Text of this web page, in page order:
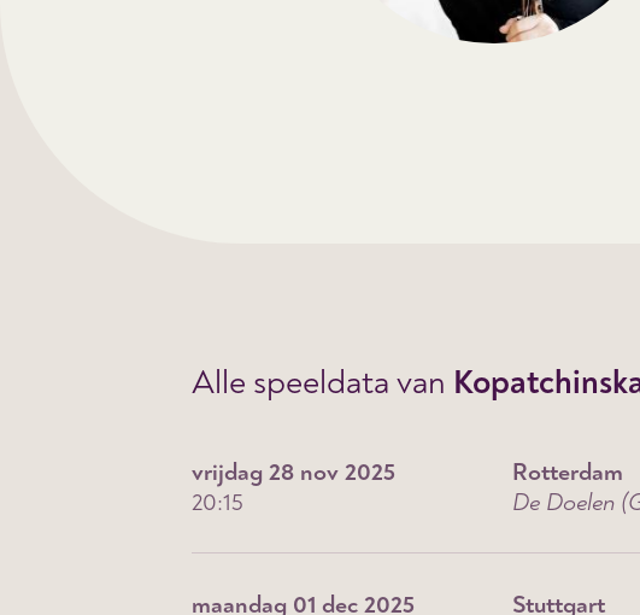
Alle speeldata van
vrijdag 28 nov 2025
20:15
Rotterdam
De Doelen
maandag 01 dec 2025 Stuttgart